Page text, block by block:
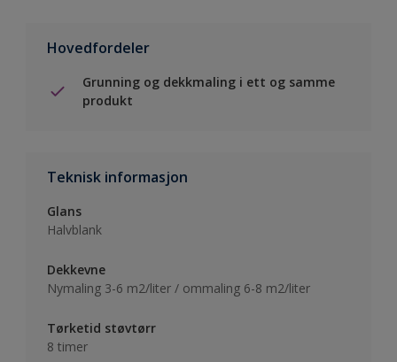
Hovedfordeler
Grunning og dekkmaling i ett og samme
produkt
Teknisk informasjon
Glans
Halvblank
Dekkevne
Nymaling 3-6 m2/liter / ommaling 6-8 m2/liter
Tørketid støvtørr
8 timer